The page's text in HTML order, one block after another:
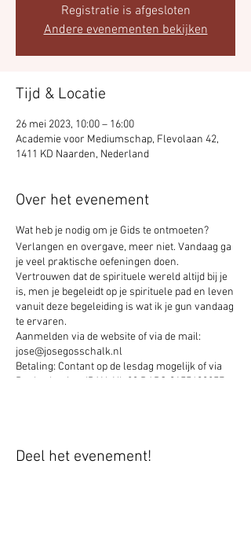
Registratie is afgesloten
Andere evenementen bekijken
Tijd & Locatie
26 mei 2023, 10:00 – 16:00
Academie voor Mediumschap, Flevolaan 42,
1411 KD Naarden, Nederland
Over het evenement
Wat heb je nodig om je Gids te ontmoeten?
Verlangen en overgave, meer niet. Vandaag ga
je veel praktische oefeningen doen.
Vertrouwen dat de spirituele wereld altijd bij je
is, men je begeleidt op je spirituele pad en leven
vanuit deze begeleiding is wat ik je gun vandaag
te ervaren.
Aanmelden via de website of via de mail:
jose@josegosschalk.nl
Betaling: Contant op de lesdag mogelijk of via
Bankrekening: IBAN: NL 83 RABO 0155699857
Deel het evenement!